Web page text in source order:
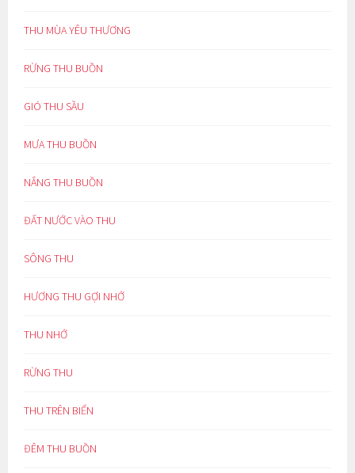
THU MÙA YÊU THƯƠNG
RỪNG THU BUỒN
GIÓ THU SẦU
MƯA THU BUỒN
NẮNG THU BUỒN
ĐẤT NƯỚC VÀO THU
SÔNG THU
HƯƠNG THU GỢI NHỚ
THU NHỚ
RỪNG THU
THU TRÊN BIỂN
ĐÊM THU BUỒN